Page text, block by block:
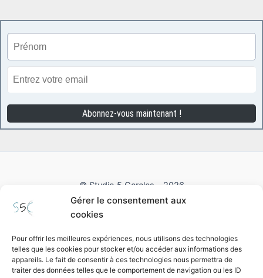
Gérer le consentement aux
cookies
Pour offrir les meilleures expériences, nous utilisons des technologies
telles que les cookies pour stocker et/ou accéder aux informations des
appareils. Le fait de consentir à ces technologies nous permettra de
traiter des données telles que le comportement de navigation ou les ID
© Studio 5 Cercles - 2026
Pour nous suivre !
Facebook Instagram Linkedin